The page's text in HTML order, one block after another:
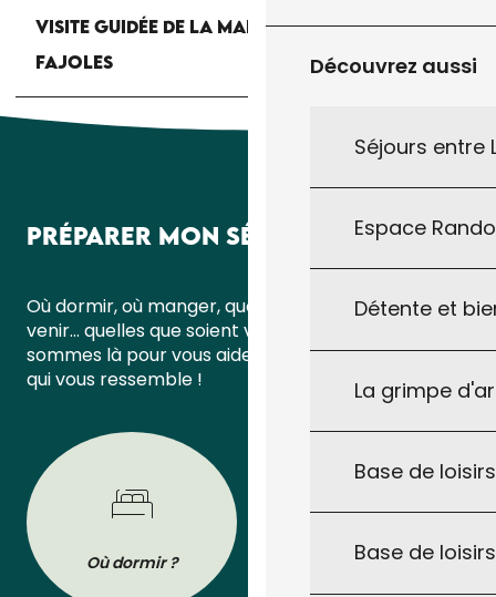
Découvrez aussi
Séjours entre
Espace
Détente et
La grimpe
Base de
Base de
VISITE GUIDÉE DE LA MAISON DU PIAGE À
FAJOLES
PRÉPARER MON SÉJOUR
Où dormir, où manger, quoi faire ou comment
venir… quelles que soient vos questions, nous
sommes là pour vous aider à organiser un séjour
qui vous ressemble !
Où dormir ? Où manger ?